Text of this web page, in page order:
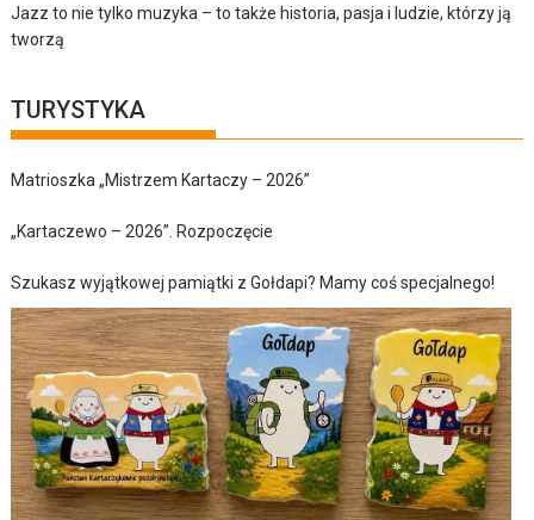
Jazz to nie tylko muzyka – to także historia, pasja i ludzie, którzy ją
tworzą
TURYSTYKA
Matrioszka „Mistrzem Kartaczy – 2026”
„Kartaczewo – 2026”. Rozpoczęcie
Szukasz wyjątkowej pamiątki z Gołdapi? Mamy coś specjalnego!